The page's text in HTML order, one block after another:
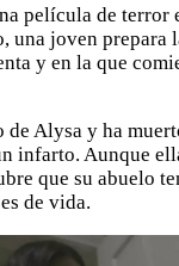
película de terror
una joven prepara
y en la que
de Alysa y ha
infarto. Aunque
que su abuelo
de vida.